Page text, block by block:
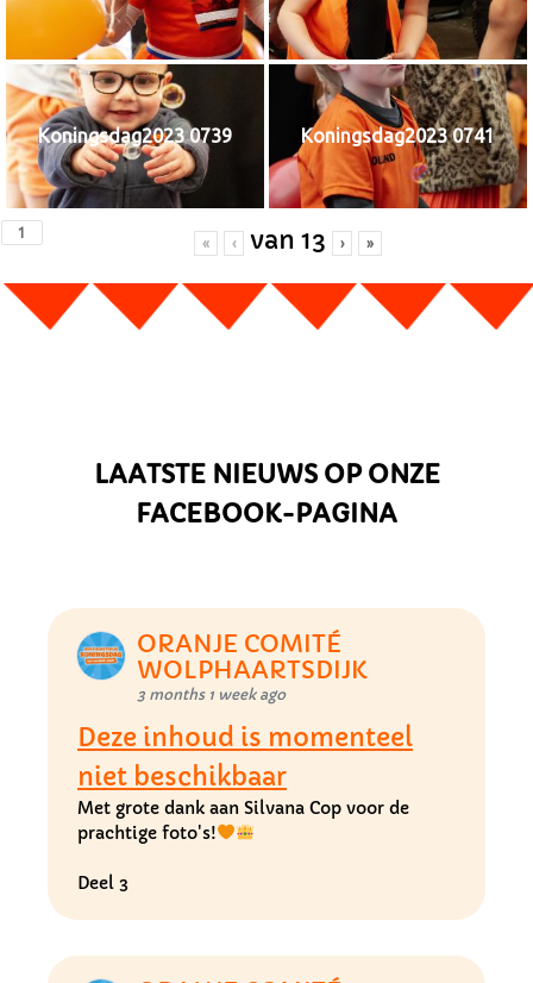
Koningsdag2023 0739 Koningsdag2023 0741
« ‹ van 13 › »
LAATSTE NIEUWS OP ONZE
FACEBOOK-PAGINA
ORANJE COMITÉ
WOLPHAARTSDIJK
3 months 1 week ago
Deze inhoud is momenteel
niet beschikbaar
Met grote dank aan Silvana Cop voor de
prachtige foto's!
Deel 3